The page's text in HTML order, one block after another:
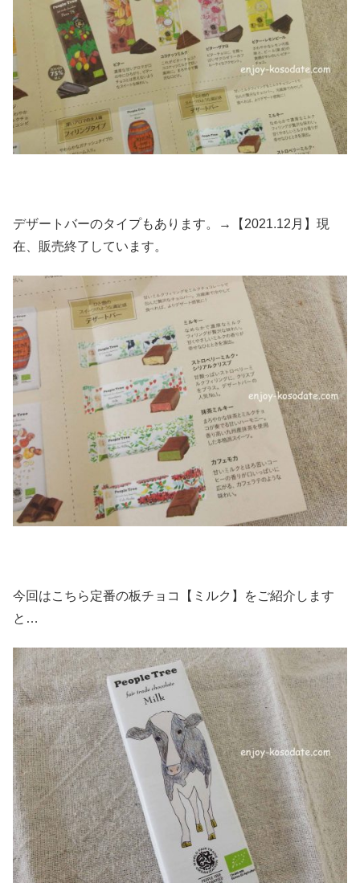
デザートバーのタイプもあります。→【2021.12月】現
在、販売終了しています。
今回はこちら定番の板チョコ【ミルク】をご紹介します
と…